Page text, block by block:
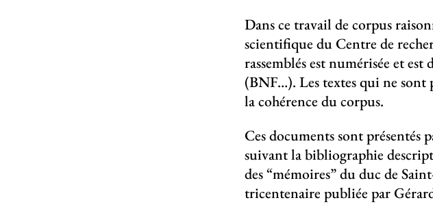
Dans ce travail de corpus
scientifique du Centre de
rassemblés est numérisée et
(BNF…). Les textes qui ne sont
la cohérence du corpus.
Ces documents sont présentés
suivant la bibliographie
des “mémoires” du duc de
tricentenaire publiée par